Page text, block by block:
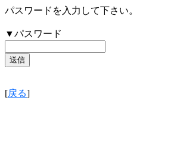
パスワードを入力して下さい。
▼パスワード
[戻る]